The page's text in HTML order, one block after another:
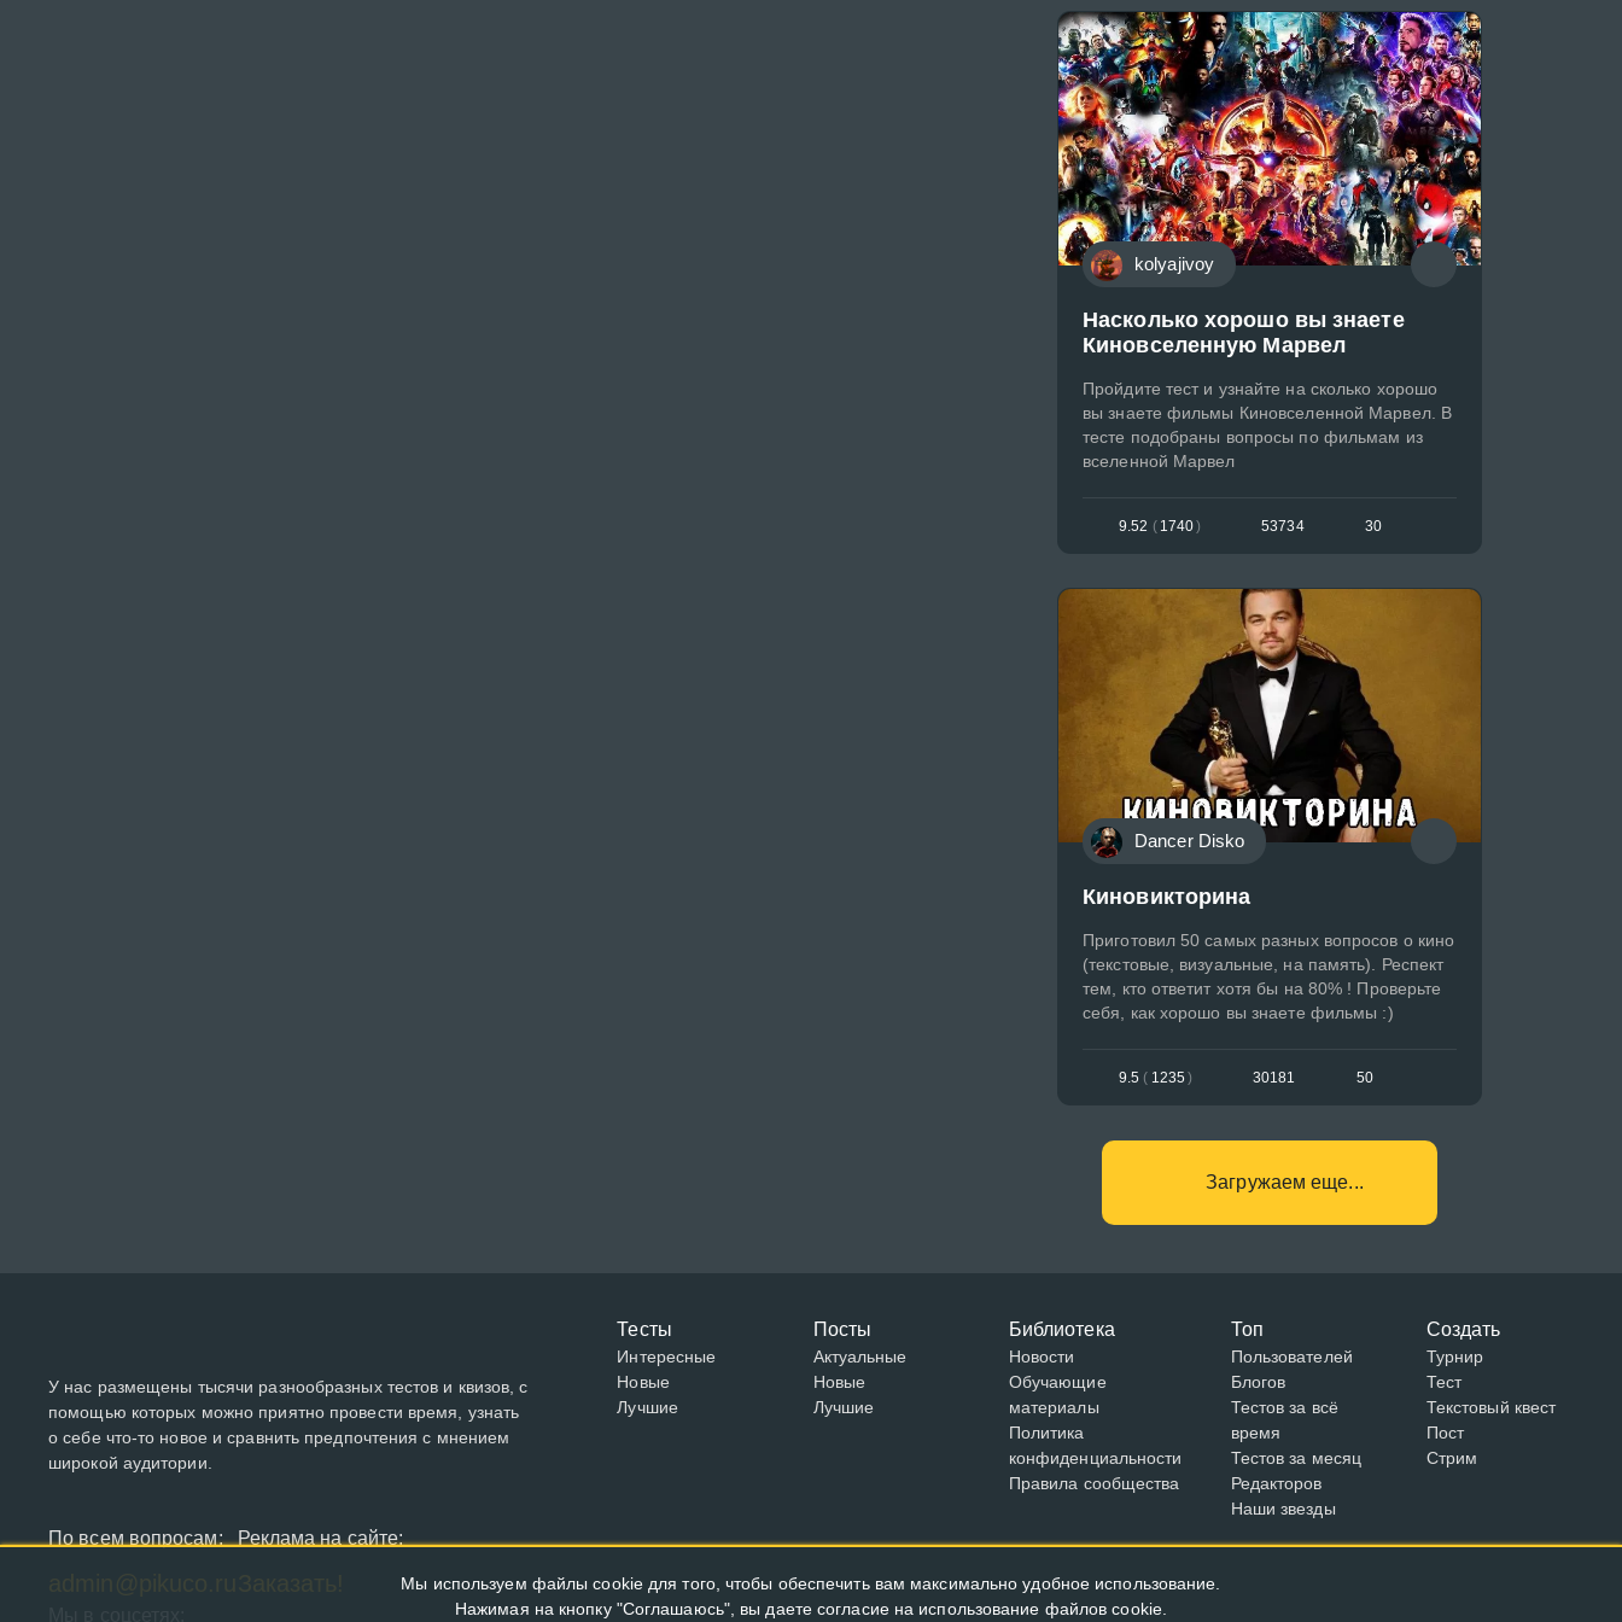
kolyajivoy
Насколько хорошо вы знаете
Киновселенную Марвел
Пройдите тест и узнайте на сколько хорошо
вы знаете фильмы Киновселенной Марвел. В
тесте подобраны вопросы по фильмам из
вселенной Марвел
9.52 ( 1740) 53734 30
Dancer Disko
Киновикторина
Приготовил 50 самых разных вопросов о кино
(текстовые, визуальные, на память). Респект
тем, кто ответит хотя бы на 80% ! Проверьте
себя, как хорошо вы знаете фильмы :)
9.5 ( 1235 ) 30181 50
Загружаем еще...
У нас размещены тысячи разнообразных тестов и квизов, с
помощью которых можно приятно провести время, узнать
о себе что-то новое и сравнить предпочтения с мнением
широкой аудитории.
По всем вопросам: Реклама на сайте:
Тесты
Интересные
Новые
Лучшие
Посты
Актуальные
Новые
Лучшие
Библиотека
Новости
Обучающие
материалы
Политика
конфиденциальности
Правила сообщества
Топ
Пользователей
Блогов
Тестов за всё
время
Тестов за месяц
Редакторов
Наши звезды
Создать
Турнир
Тест
Текстовый квест
Пост
Стрим
Мы используем файлы cookie для того, чтобы обеспечить вам максимально удобное использование.
Нажимая на кнопку "Соглашаюсь", вы даете согласие на использование файлов cookie.